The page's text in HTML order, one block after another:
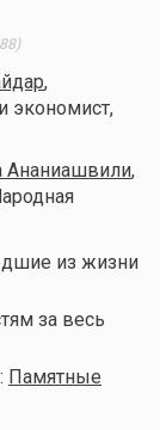
,
экономист,
Ананиашвили,
из жизни
за весь
Памятные